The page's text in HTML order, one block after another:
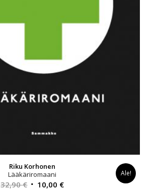
Riku Korhonen
Lääkäriromaani
32,90€ Alkuperäinen
10,00 €Nykyinen
Ale!